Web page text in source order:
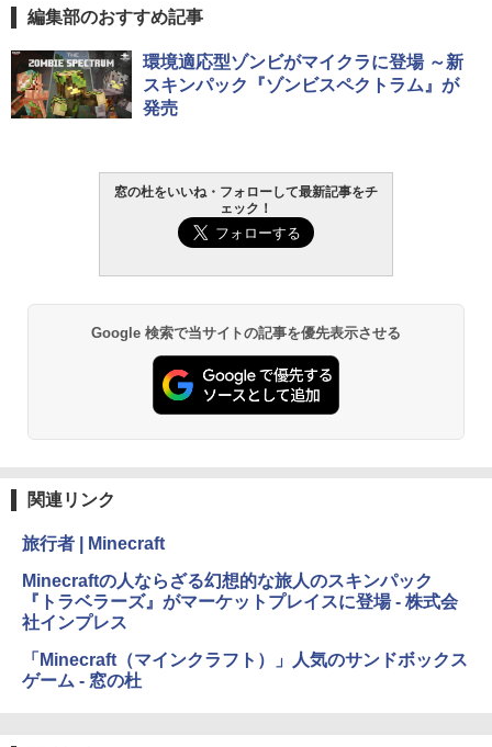
編集部のおすすめ記事
環境適応型ゾンビがマイクラに登場 ～新
スキンパック『ゾンビスペクトラム』が
発売
窓の杜をいいね・フォローして最新記事をチ
ェック！
Google 検索で当サイトの記事を優先表示させる
関連リンク
旅行者 | Minecraft
Minecraftの人ならざる幻想的な旅人のスキンパック
『トラベラーズ』がマーケットプレイスに登場 - 株式会
社インプレス
「Minecraft（マインクラフト）」人気のサンドボックス
ゲーム - 窓の杜